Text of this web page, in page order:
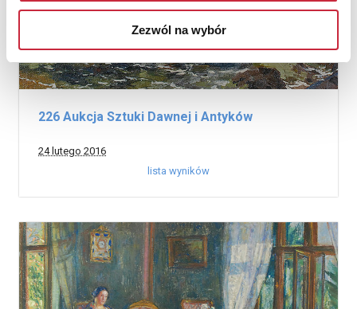
Zezwól na wybór
226 Aukcja Sztuki Dawnej i Antyków
24 lutego 2016
lista wyników